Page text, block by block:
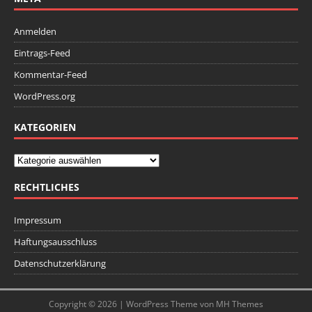
Anmelden
Eintrags-Feed
Kommentar-Feed
WordPress.org
KATEGORIEN
RECHTLICHES
Impressum
Haftungsausschluss
Datenschutzerklärung
Copyright © 2026 | WordPress Theme von MH Themes